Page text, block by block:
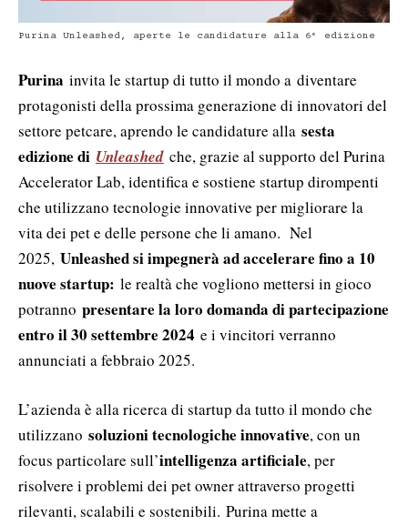
Purina Unleashed, aperte le candidature alla 6° edizione
Purina invita le startup di tutto il mondo a diventare
protagonisti della prossima generazione di innovatori del
settore petcare, aprendo le candidature alla sesta
edizione di Unleashed che, grazie al supporto del Purina
Accelerator Lab, identifica e sostiene startup dirompenti
che utilizzano tecnologie innovative per migliorare la
vita dei pet e delle persone che li amano. Nel
2025, Unleashed si impegnerà ad accelerare fino a 10
nuove startup: le realtà che vogliono mettersi in gioco
potranno presentare la loro domanda di partecipazione
entro il 30 settembre 2024 e i vincitori verranno
annunciati a febbraio 2025.
L’azienda è alla ricerca di startup da tutto il mondo che
utilizzano soluzioni tecnologiche innovative, con un
focus particolare sull’intelligenza artificiale, per
risolvere i problemi dei pet owner attraverso progetti
rilevanti, scalabili e sostenibili. Purina mette a